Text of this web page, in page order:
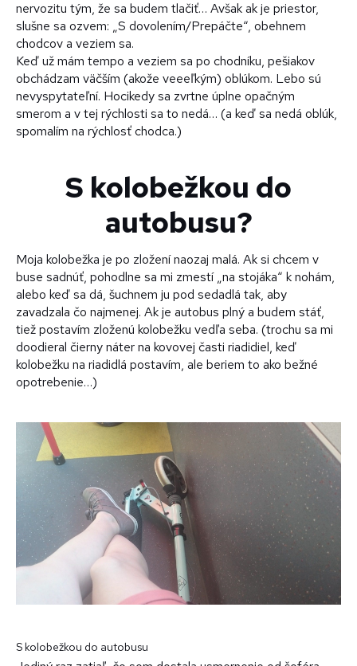
nervozitu tým, že sa budem tlačiť… Avšak ak je priestor,
slušne sa ozvem: „S dovolením/Prepáčte“, obehnem
chodcov a veziem sa.
Keď už mám tempo a veziem sa po chodníku, pešiakov
obchádzam väčším (akože veeeľkým) oblúkom. Lebo sú
nevyspytateľní. Hocikedy sa zvrtne úplne opačným
smerom a v tej rýchlosti sa to nedá… (a keď sa nedá oblúk,
spomalím na rýchlosť chodca.)
S kolobežkou do
autobusu?
Moja kolobežka je po zložení naozaj malá. Ak si chcem v
buse sadnúť, pohodlne sa mi zmestí „na stojáka“ k nohám,
alebo keď sa dá, šuchnem ju pod sedadlá tak, aby
zavadzala čo najmenej. Ak je autobus plný a budem stáť,
tiež postavím zloženú kolobežku vedľa seba. (trochu sa mi
doodieral čierny náter na kovovej časti riadidiel, keď
kolobežku na riadidlá postavím, ale beriem to ako bežné
opotrebenie…)
S kolobežkou do autobusu